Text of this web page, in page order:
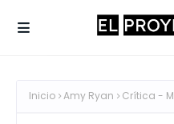
Inicio Amy Ryan Crítica -